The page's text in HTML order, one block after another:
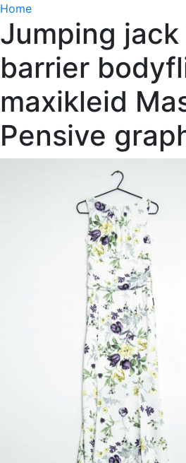
Home
Jumping
barrier
maxikleid
Pensive